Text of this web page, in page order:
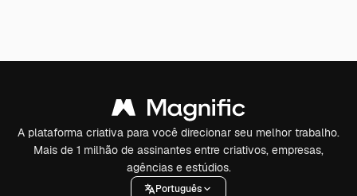
A plataforma criativa para você direcionar seu melhor trabalho.
Mais de 1 milhão de assinantes entre criativos, empresas,
agências e estúdios.
Português